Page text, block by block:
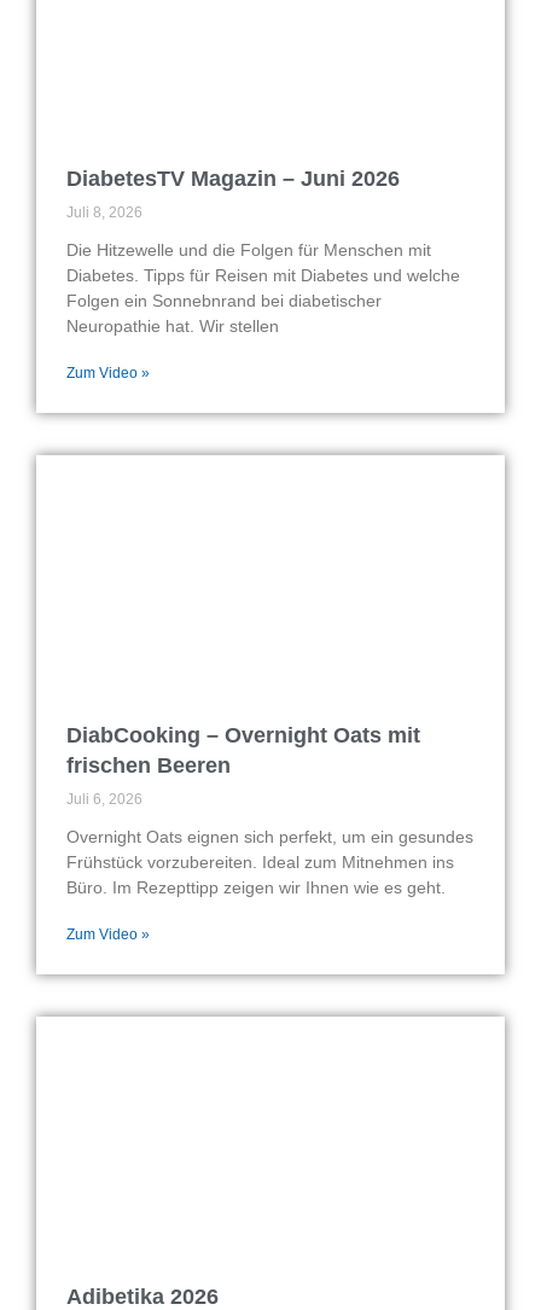
DiabetesTV Magazin – Juni 2026
Juli 8, 2026
Die Hitzewelle und die Folgen für Menschen mit
Diabetes. Tipps für Reisen mit Diabetes und welche
Folgen ein Sonnebnrand bei diabetischer
Neuropathie hat. Wir stellen
Zum Video »
DiabCooking – Overnight Oats mit
frischen Beeren
Juli 6, 2026
Overnight Oats eignen sich perfekt, um ein gesundes
Frühstück vorzubereiten. Ideal zum Mitnehmen ins
Büro. Im Rezepttipp zeigen wir Ihnen wie es geht.
Zum Video »
Adibetika 2026